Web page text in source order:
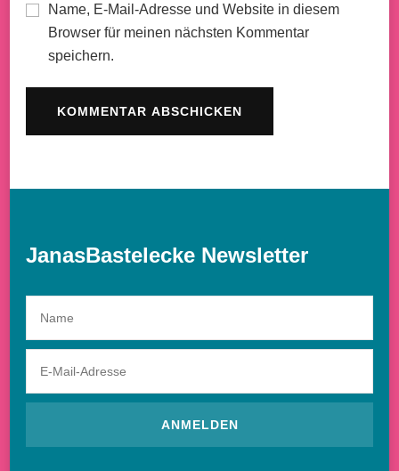
Name, E-Mail-Adresse und Website in diesem
Browser für meinen nächsten Kommentar
speichern.
JanasBastelecke Newsletter